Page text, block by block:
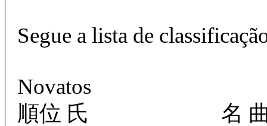
Segue a lista de
Novatos
順位 氏 名